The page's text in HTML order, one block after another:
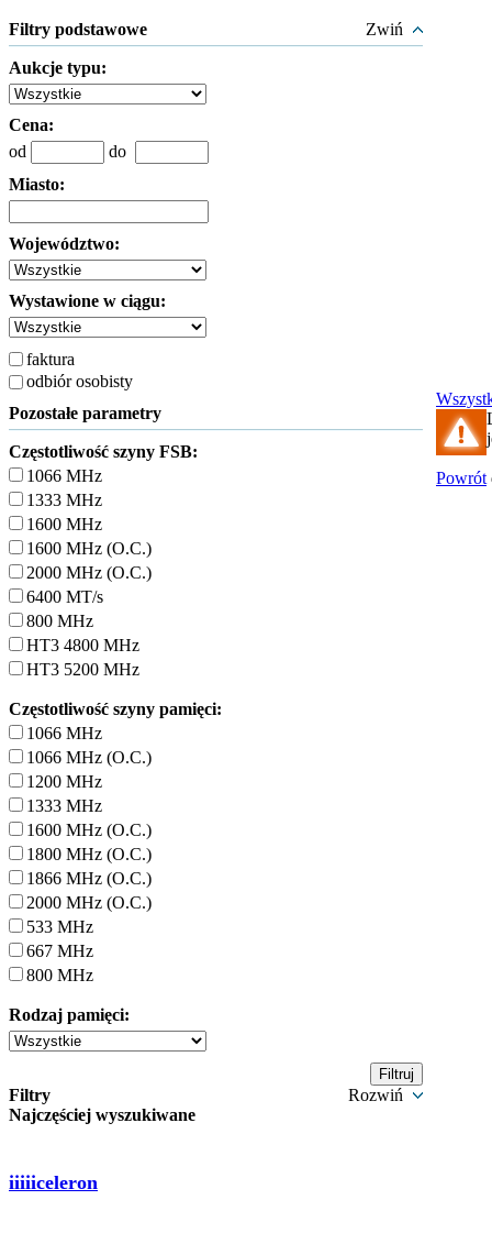
Filtry podstawowe Zwiń
Aukcje typu:
Cena:
od
do
Miasto:
Województwo:
Wystawione w ciągu:
faktura
odbiór osobisty
Pozostałe parametry
Częstotliwość szyny FSB:
1066 MHz
1333 MHz
1600 MHz
1600 MHz (O.C.)
2000 MHz (O.C.)
6400 MT/s
800 MHz
HT3 4800 MHz
HT3 5200 MHz
Częstotliwość szyny pamięci:
1066 MHz
1066 MHz (O.C.)
1200 MHz
1333 MHz
1600 MHz (O.C.)
1800 MHz (O.C.)
1866 MHz (O.C.)
2000 MHz (O.C.)
533 MHz
667 MHz
800 MHz
Rodzaj pamięci:
Filtry
Rozwiń
Najczęściej wyszukiwane
iiiiiceleron
Powrót